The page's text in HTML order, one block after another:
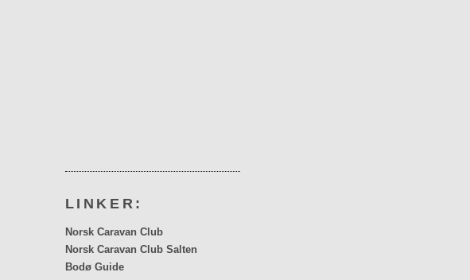
LINKER:
Norsk Caravan Club
Norsk Caravan Club Salten
Bodø Guide